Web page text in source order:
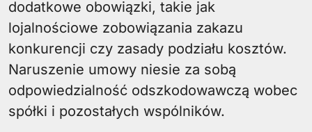
dodatkowe obowiązki, takie jak
lojalnościowe zobowiązania zakazu
konkurencji czy zasady podziału kosztów.
Naruszenie umowy niesie za sobą
odpowiedzialność odszkodowawczą wobec
spółki i pozostałych wspólników.